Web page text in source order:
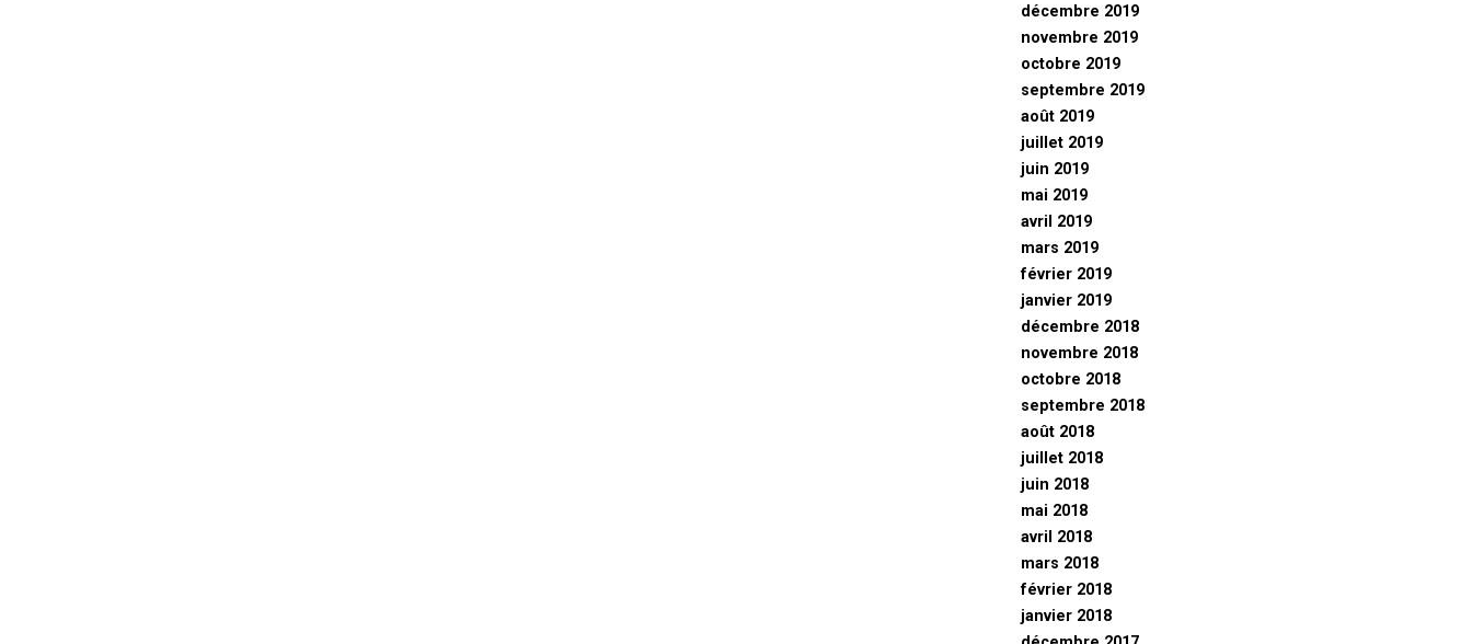
décembre 2019
novembre 2019
octobre 2019
septembre 2019
août 2019
juillet 2019
juin 2019
mai 2019
avril 2019
mars 2019
février 2019
janvier 2019
décembre 2018
novembre 2018
octobre 2018
septembre 2018
août 2018
juillet 2018
juin 2018
mai 2018
avril 2018
mars 2018
février 2018
janvier 2018